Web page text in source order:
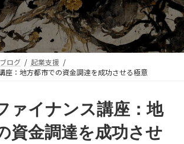
ブログ
起業支援
座：地方都市での資金調達を成功させる極意
ァイナンス講座：地
資金調達を成功させ